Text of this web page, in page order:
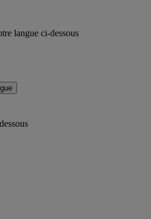
langue ci-dessous